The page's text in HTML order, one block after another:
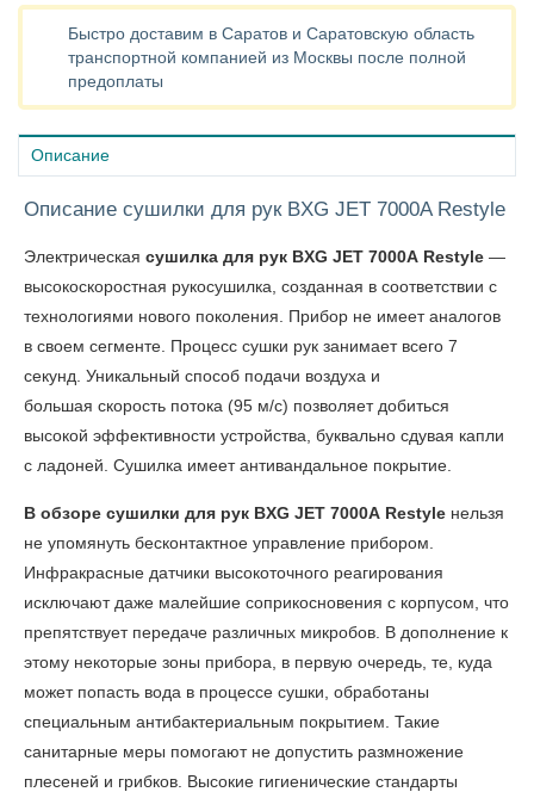
Быстро доставим в Саратов и Саратовскую область
транспортной компанией из Москвы после полной
предоплаты
Описание
Описание сушилки для рук BXG JET 7000A Restyle
Электрическая сушилка для рук BXG JET 7000A Restyle —
высокоскоростная рукосушилка, созданная в соответствии с
технологиями нового поколения. Прибор не имеет аналогов
в своем сегменте. Процесс сушки рук занимает всего 7
секунд. Уникальный способ подачи воздуха и
большая скорость потока (95 м/с) позволяет добиться
высокой эффективности устройства, буквально сдувая капли
с ладоней. Сушилка имеет антивандальное покрытие.
В обзоре сушилки для рук BXG JET 7000A Restyle нельзя
не упомянуть бесконтактное управление прибором.
Инфракрасные датчики высокоточного реагирования
исключают даже малейшие соприкосновения с корпусом, что
препятствует передаче различных микробов. В дополнение к
этому некоторые зоны прибора, в первую очередь, те, куда
может попасть вода в процессе сушки, обработаны
специальным антибактериальным покрытием. Такие
санитарные меры помогают не допустить размножение
плесеней и грибков. Высокие гигиенические стандарты